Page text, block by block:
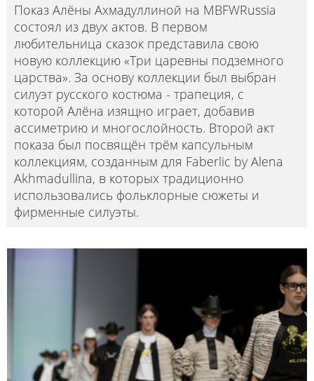
Показ Алёны Ахмадуллиной на MBFWRussia
состоял из двух актов. В первом
любительница сказок представила свою
новую коллекцию «Три царевны подземного
царства». За основу коллекции был выбран
силуэт русского костюма - трапеция, с
которой Алёна изящно играет, добавив
ассиметрию и многослойность. Второй акт
показа был посвящён трём капсульным
коллекциям, созданным для Faberlic by Alena
Akhmadullina, в которых традиционно
использовались фольклорные сюжеты и
фирменные силуэты.